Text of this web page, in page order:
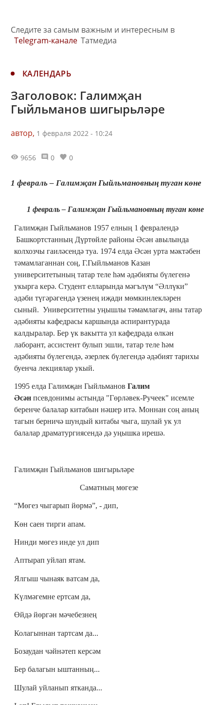
Следите за самым важным и интересным в
Telegram-канале Татмедиа
КАЛЕНДАРЬ
Заголовок: Галимҗан
Гыйльманов шигырьләре
автор, 1 февраля 2022 - 10:24
9656 0 0
1 февраль – Галимҗан Гыйльмановның туган көне
1 февраль – Галимҗан Гыйльмановның туган көне
Галимҗан Гыйльманов 1957 елның 1 февралендә
Башкортстанның Дүртөйле районы Әсән авылында
колхозчы гаиләсендә туа. 1974 елда Әсән урта мәктәбен
тәмамлаганнан соң, Г.Гыйльманов Казан
университетының татар теле һәм әдәбияты бүлегенә
укырга керә. Студент елларында мәгълүм “Әллүки”
әдәби түгәрәгендә үзенең иҗади мөмкинлекләрен
сыный. Университетны уңышлы тәмамлагач, аны татар
әдәбияты кафедрасы каршында аспирантурада
калдыралар. Бер үк вакытта ул кафедрада өлкән
лаборант, ассистент булып эшли, татар теле һәм
әдәбияты бүлегендә, әзерлек бүлегендә әдәбият тарихы
буенча лекциялар укый.
1995 елда Галимҗан Гыйльманов Галим
Әсән псевдонимы астында "Гөрләвек-Ручеек" исемле
беренче балалар китабын нәшер итә. Моннан соң аның
тагын берничә шундый китабы чыга, шулай ук ул
балалар драматургиясендә дә уңышка ирешә.
Галимҗан Гыйльманов шигырьләре
Саматның мөгезе
“Мөгез чыгарып йөрмә”, - дип,
Көн саен тирги апам.
Нинди мөгез инде ул дип
Аптырап уйлап ятам.
Ялгыш чынаяк ватсам да,
Күлмәгемне ертсам да,
Өйдә йөргән мәчебезнең
Колагыннан тартсам да...
Бозаудан чәйнәтеп керсәм
Бер балагын ыштанның...
Шулай уйланып ятканда...